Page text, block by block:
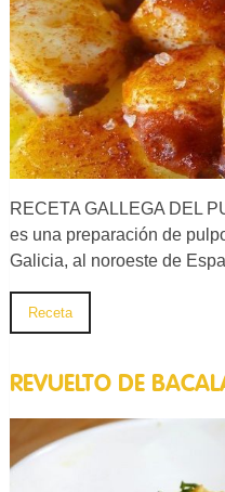
RECETA GALLEGA DEL
es una preparación de
Galicia, al noroeste de
Receta
REVUELTO DE